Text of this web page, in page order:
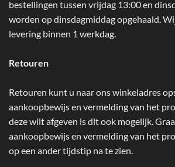
bestellingen tussen vrijdag 13:00 en
worden op dinsdagmiddag opgehaald.
levering binnen 1 werkdag.
Retouren
Retouren kunt u naar ons winkeladres
aankoopbewijs en vermelding van het
deze wilt afgeven is dit ook mogelijk.
aankoopbewijs en vermelding van het
op een ander tijdstip na te zien.